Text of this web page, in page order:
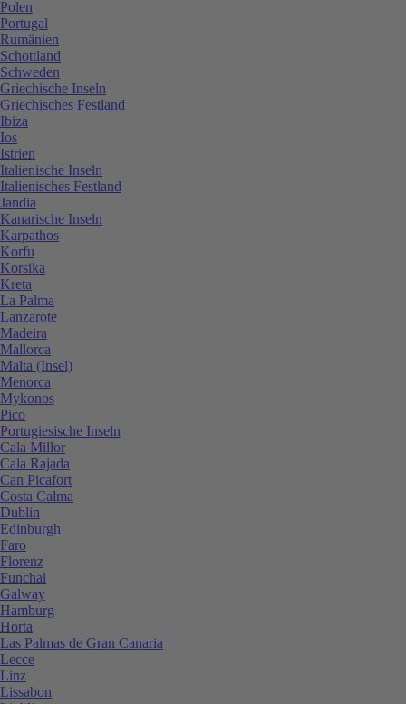
Polen
Portugal
Rumänien
Schottland
Schweden
Griechische Inseln
Griechisches Festland
Ibiza
Ios
Istrien
Italienische Inseln
Italienisches Festland
Jandia
Kanarische Inseln
Karpathos
Korfu
Korsika
Kreta
La Palma
Lanzarote
Madeira
Mallorca
Malta (Insel)
Menorca
Mykonos
Pico
Portugiesische Inseln
Cala Millor
Cala Rajada
Can Picafort
Costa Calma
Dublin
Edinburgh
Faro
Florenz
Funchal
Galway
Hamburg
Horta
Las Palmas de Gran Canaria
Lecce
Linz
Lissabon